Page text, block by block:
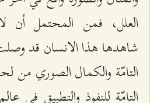
العلل، فمن المحتمل أن
شاهدها هذا الانسان قد وصلت
التامّة والكمال الصوري من
التامّة للنفوذ والتطبيق في